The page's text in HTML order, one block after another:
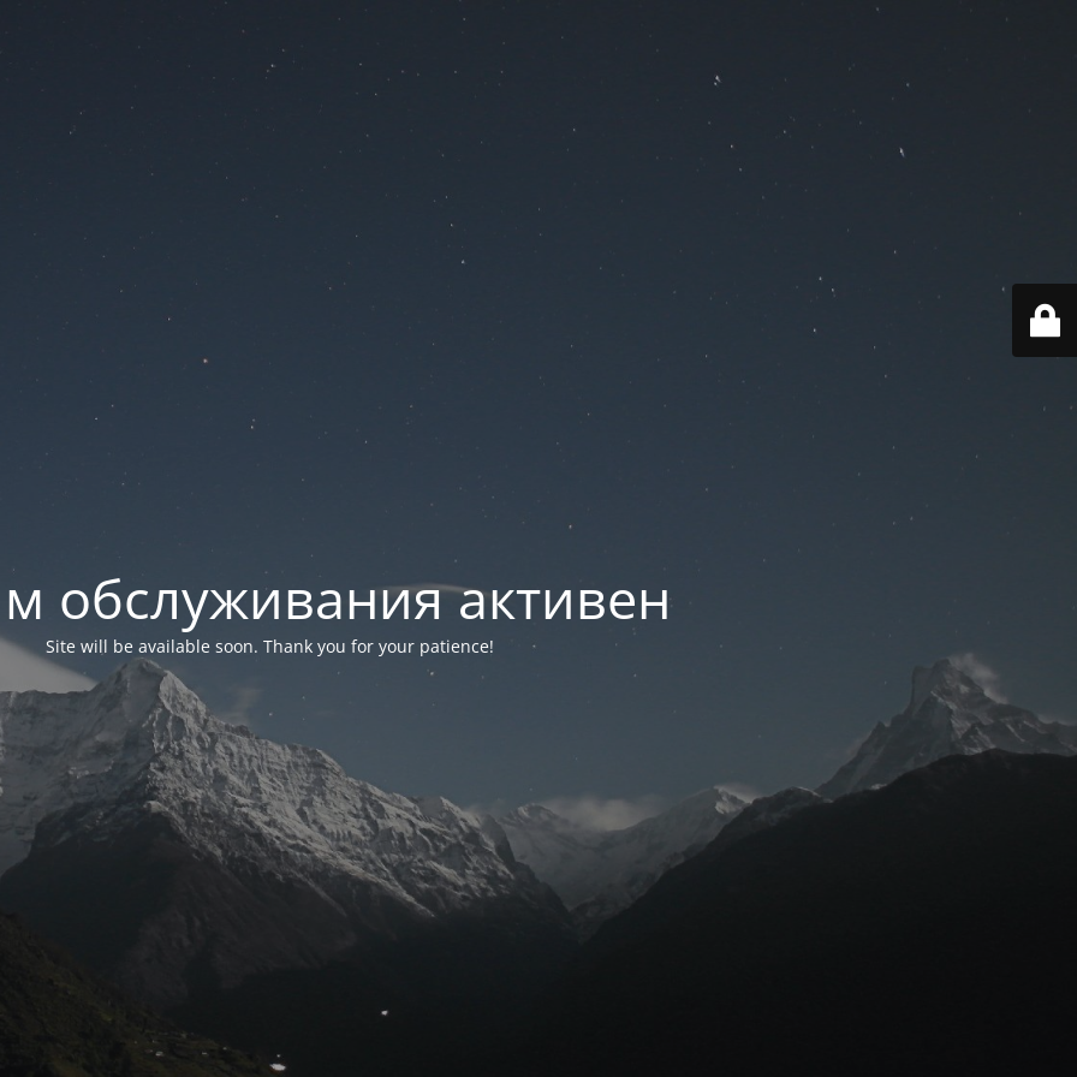
обслуживания активен
Site will be available soon. Thank you for your patience!